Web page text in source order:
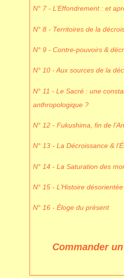
N° 7 - L’Effondrement : et
N° 8 - Territoires de la
N° 9 - Contre-pouvoirs &
N° 10 - Aux sources de la
N° 11 - Le Sacré : une
anthropologique ?
N° 12 - Fukushima, fin de
N° 13 - La Décroissance &
N° 14 - La Saturation des
N° 15 - L’Histoire désorientée
N° 16 - Éloge du présent
Commander